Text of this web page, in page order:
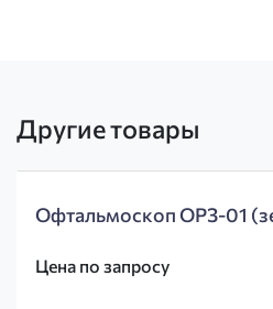
Другие товары
Офтальмоскоп ОРЗ-01
Цена по запросу